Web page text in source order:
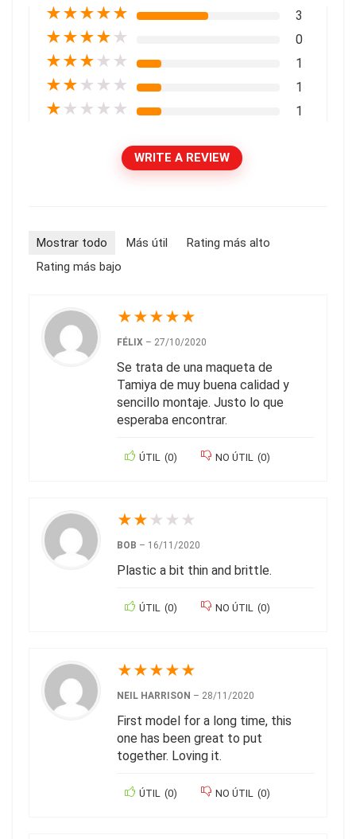
★★★★★ 3
★★★★ ★ 0
★★★ ★ ★ 1
★★ ★ ★ ★ 1
★ ★ ★ ★ ★ 1
WRITE A REVIEW
Mostrar todo Más útil
Rating más alto
Rating más bajo
★★★★★
FÉLIX – 27/10/2020
Se trata de una maqueta de
Tamiya de muy buena calidad y
sencillo montaje. Justo lo que
esperaba encontrar.
ÚTIL (0) NO ÚTIL (0)
★★ ★ ★ ★
BOB – 16/11/2020
Plastic a bit thin and brittle.
ÚTIL (0) NO ÚTIL (0)
★★★★★
NEIL HARRISON – 28/11/2020
First model for a long time, this
one has been great to put
together. Loving it.
ÚTIL (0) NO ÚTIL (0)